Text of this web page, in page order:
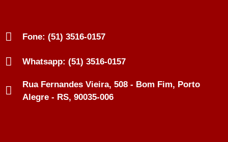
Fone: (51) 3516-0157
Whatsapp: (51) 3516-0157
Rua Fernandes Vieira, 508 - Bom Fim, Porto
Alegre - RS, 90035-006